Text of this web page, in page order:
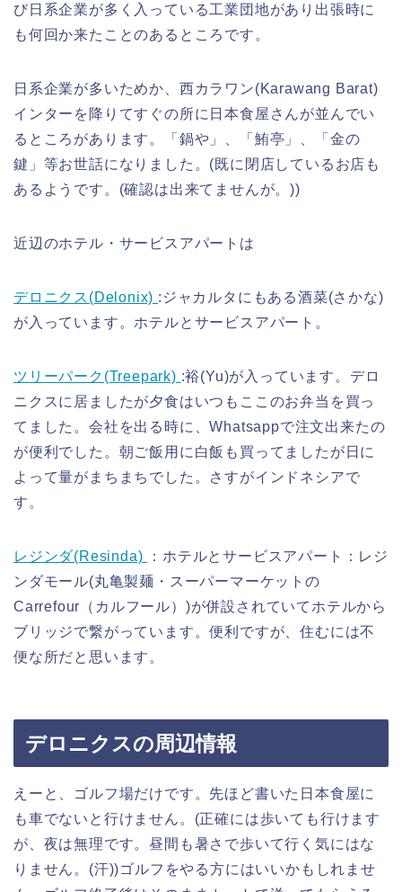
び日系企業が多く入っている工業団地があり出張時に
も何回か来たことのあるところです。
日系企業が多いためか、西カラワン(Karawang Barat)
インターを降りてすぐの所に日本食屋さんが並んでい
るところがあります。「鍋や」、「鮪亭」、「金の
鍵」等お世話になりました。(既に閉店しているお店も
あるようです。(確認は出来てませんが。))
近辺のホテル・サービスアパートは
デロニクス(Delonix) :ジャカルタにもある酒菜(さかな)
が入っています。ホテルとサービスアパート。
ツリーパーク(Treepark) :裕(Yu)が入っています。デロ
ニクスに居ましたが夕食はいつもここのお弁当を買っ
てました。会社を出る時に、Whatsappで注文出来たの
が便利でした。朝ご飯用に白飯も買ってましたが日に
よって量がまちまちでした。さすがインドネシアで
す。
レジンダ(Resinda)
：ホテルとサービスアパート：レジ
ンダモール(丸亀製麺・スーパーマーケットの
Carrefour（カルフール）)が併設されていてホテルから
ブリッジで繋がっています。便利ですが、住むには不
便な所だと思います。
デロニクスの周辺情報
えーと、ゴルフ場だけです。先ほど書いた日本食屋に
も車でないと行けません。(正確には歩いても行けます
が、夜は無理です。昼間も暑さで歩いて行く気にはな
りません。(汗))ゴルフをやる方にはいいかもしれませ